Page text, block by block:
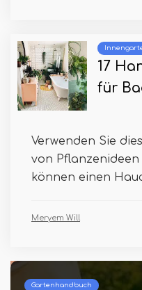
17
für
Verwenden Sie
von
können einen
Meryem Will
Beste und oberste